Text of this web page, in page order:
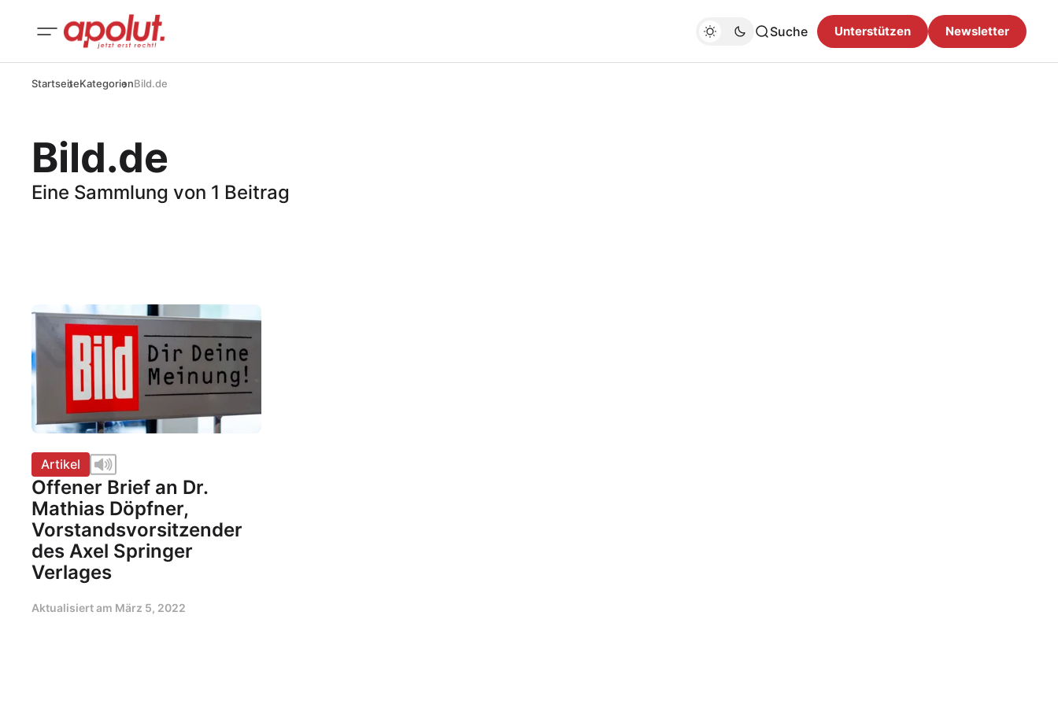
Suche Unterstützen Newsletter
StartseiteKategorienBild.de
Bild.de
Eine Sammlung von 1 Beitrag
Artikel
Offener Brief an Dr.
Mathias Döpfner,
Vorstandsvorsitzender
des Axel Springer
Verlages
Aktualisiert am März 5, 2022